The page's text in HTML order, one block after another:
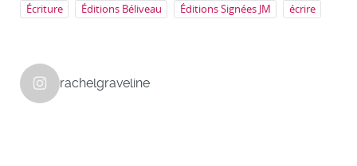
Écriture
Éditions Béliveau Éditions Signées JM écrire
rachelgraveline